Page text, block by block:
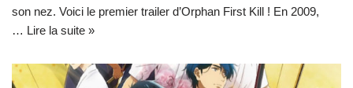
son nez. Voici le premier trailer d’Orphan First Kill ! En 2009,
… Lire la suite »